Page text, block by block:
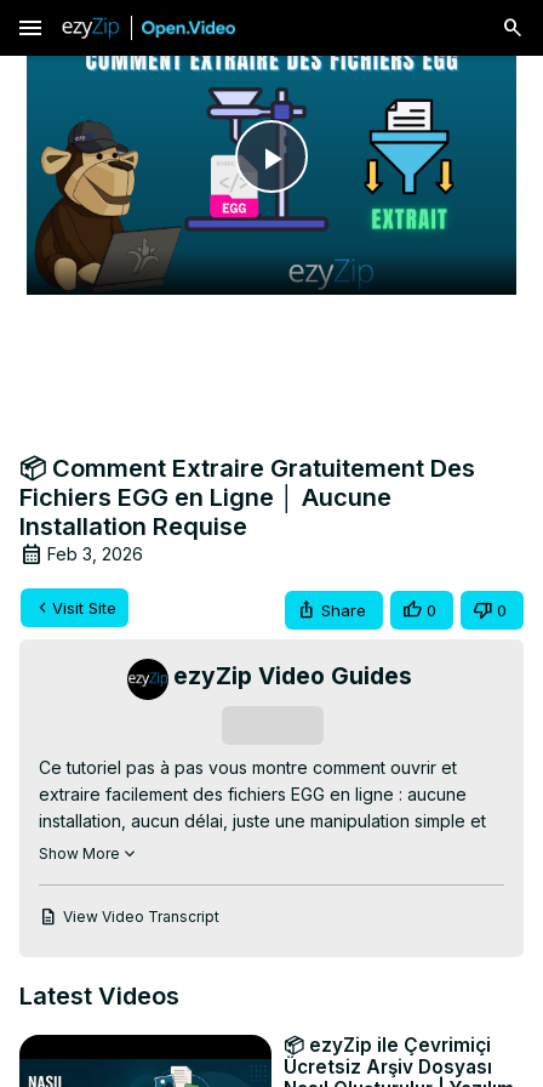
menu
Play
Video
📦 Comment Extraire Gratuitement Des
Fichiers EGG en Ligne │ Aucune
Installation Requise
Feb 3, 2026
Visit Site Share 0 0
ezyZip Video Guides
Ce tutoriel pas à pas vous montre comment ouvrir et
extraire facilement des fichiers EGG en ligne : aucune
installation, aucun délai, juste une manipulation simple et
rapide ! Idéal pour gérer vos fichiers EGG lorsque vous
https://www.ezyzip.com/ouvrir-le-fichier-egg-en-
- Importez votre fichier EGG : cliquez sur « Sélectionner
un fichier EGG à ouvrir » ou glissez-déposez-le
simplement dans la zone d’importation.
Show More
View Video Transcript
Latest Videos
📦 ezyZip ile Çevrimiçi
Ücretsiz Arşiv Dosyası